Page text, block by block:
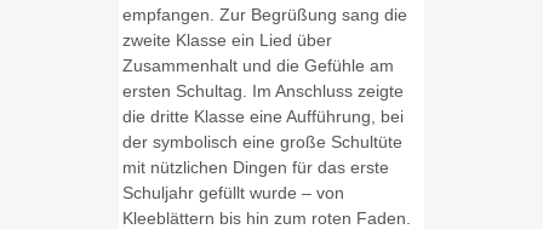
empfangen. Zur Begrüßung sang die
zweite Klasse ein Lied über
Zusammenhalt und die Gefühle am
ersten Schultag. Im Anschluss zeigte
die dritte Klasse eine Aufführung, bei
der symbolisch eine große Schultüte
mit nützlichen Dingen für das erste
Schuljahr gefüllt wurde – von
Kleeblättern bis hin zum roten Faden.